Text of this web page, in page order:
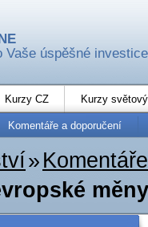
Vaše úspěšné investice
Kurzy CZ Kurzy
Komentáře a doporučení
»